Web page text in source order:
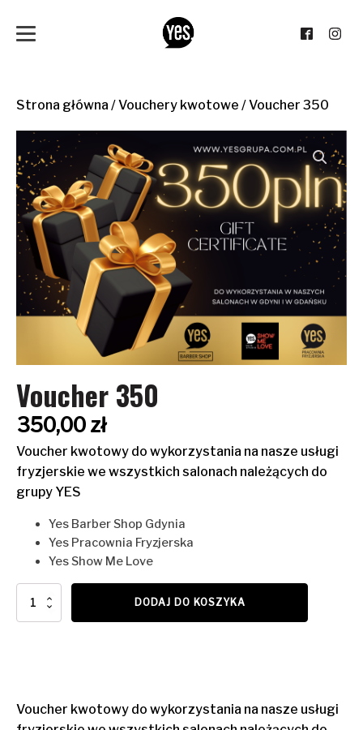
Strona główna /Vouchery kwotowe / Voucher 350
Voucher 350
350,00 zł
Voucher kwotowy do wykorzystania na nasze usługi
fryzjerskie we wszystkich salonach należących do
grupy YES
Yes Barber Shop Gdynia
Yes Pracownia Fryzjerska
Yes Show Me Love
ilość
DODAJ DO KOSZYKA
Voucher kwotowy do wykorzystania na nasze usługi